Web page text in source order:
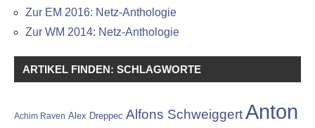
Zur EM 2016: Netz-Anthologie
Zur WM 2014: Netz-Anthologie
ARTIKEL FINDEN: SCHLAGWORTE
Achim Raven Alex Dreppec Alfons SchweiggertAnton